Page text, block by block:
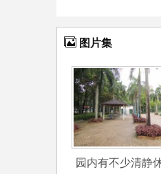
图片集
园内有不少清静